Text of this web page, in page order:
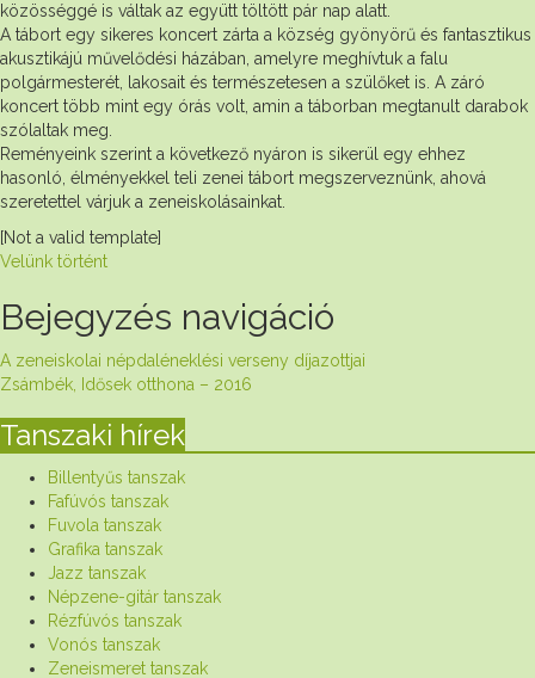
közösséggé is váltak az együtt töltött pár nap alatt.
A tábort egy sikeres koncert zárta a község gyönyörű és fantasztikus
akusztikájú művelődési házában, amelyre meghívtuk a falu
polgármesterét, lakosait és természetesen a szülőket is. A záró
koncert több mint egy órás volt, amin a táborban megtanult darabok
szólaltak meg.
Reményeink szerint a következő nyáron is sikerül egy ehhez
hasonló, élményekkel teli zenei tábort megszerveznünk, ahová
szeretettel várjuk a zeneiskolásainkat.
[Not a valid template]
Velünk történt
Bejegyzés navigáció
A zeneiskolai népdaléneklési verseny díjazottjai
Zsámbék, Idősek otthona – 2016
Tanszaki hírek
Billentyűs tanszak
Fafúvós tanszak
Fuvola tanszak
Grafika tanszak
Jazz tanszak
Népzene-gitár tanszak
Rézfúvós tanszak
Vonós tanszak
Zeneismeret tanszak